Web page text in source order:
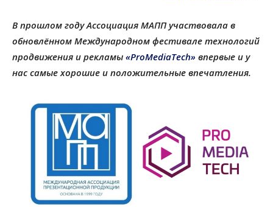
В прошлом году Ассоциация МАПП участвовала в
обновлённом Международном фестивале технологий
продвижения и рекламы «ProMediaTech» впервые и у
нас самые хорошие и положительные впечатления.